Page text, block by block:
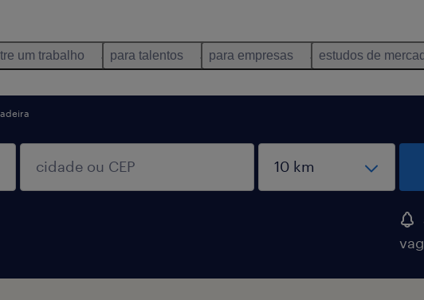
um trabalho para talentos para empresas estudos de